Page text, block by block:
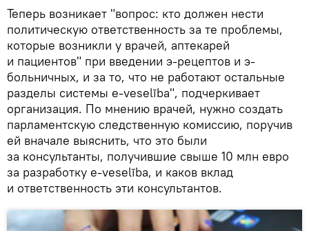
Теперь возникает "вопрос: кто должен нести
политическую ответственность за те проблемы,
которые возникли у врачей, аптекарей
и пациентов" при введении э-рецептов и э-
больничных, и за то, что не работают остальные
разделы системы e-veselība", подчеркивает
организация. По мнению врачей, нужно создать
парламентскую следственную комиссию, поручив
ей вначале выяснить, что это были
за консультанты, получившие свыше 10 млн евро
за разработку e-veselība, и каков вклад
и ответственность эти консультантов.